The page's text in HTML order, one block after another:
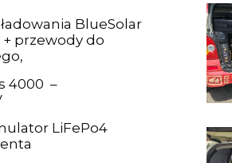
BlueSolar
+ przewody do
4000 –
LiFePo4